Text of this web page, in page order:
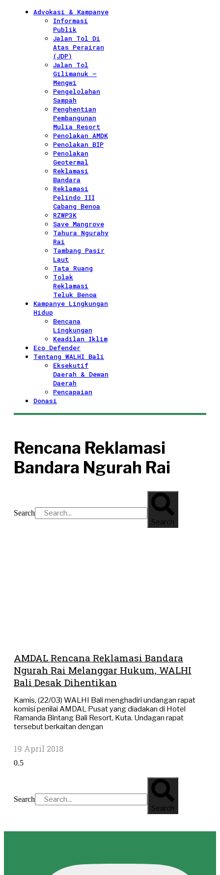
Advokasi & Kampanye
Informasi
Publik
Jalan Tol Di
Atas Perairan
(JDP)
Jalan Tol
Gilimanuk –
Mengwi
Pengelolahan
Sampah
Penghentian
Pembangunan
Mulia Resort
Penolakan AMDK
Penolakan BIP
Penolakan
Geotermal
Reklamasi
Bandara
Reklamasi
Pelindo III
Cabang Benoa
RZWP3K
Save Mangrove
Tahura Ngurahy
Rai
Tambang Pasir
Laut
Tata Ruang
Tolak
Reklamasi
Teluk Benoa
Kampanye Lingkungan
Hidup
Bencana
Lingkungan
Keadilan Iklim
Eco Defender
Tentang WALHI Bali
Eksekutif
Daerah & Dewan
Daerah
Pencapaian
Donasi
Rencana Reklamasi
Bandara Ngurah Rai
Search
Search
AMDAL Rencana Reklamasi Bandara
Ngurah Rai Melanggar Hukum, WALHI
Bali Desak Dihentikan
Kamis, (22/03) WALHI Bali menghadiri undangan rapat
komisi penilai AMDAL Pusat yang diadakan di Hotel
Ramanda Bintang Bali Resort, Kuta. Undagan rapat
tersebut berkaitan dengan
19 April 2018
Search
Search